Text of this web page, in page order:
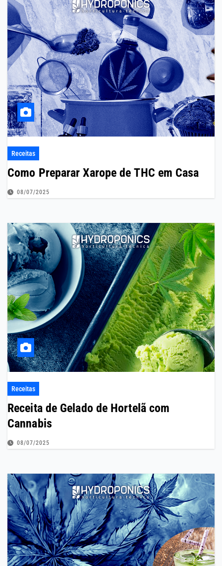
Receitas
Como Preparar Xarope de THC em Casa
08/07/2025
Receitas
Receita de Gelado de Hortelã com
Cannabis
08/07/2025